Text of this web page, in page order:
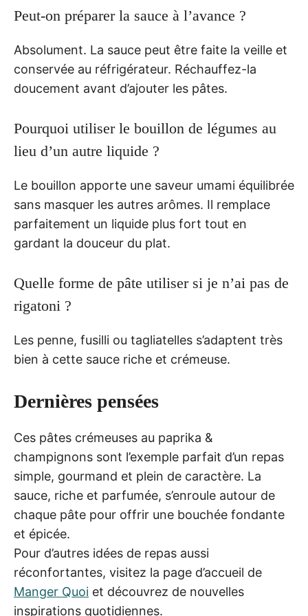
Peut-on préparer la sauce à l’avance ?
Absolument. La sauce peut être faite la veille et
conservée au réfrigérateur. Réchauffez-la
doucement avant d’ajouter les pâtes.
Pourquoi utiliser le bouillon de légumes au
lieu d’un autre liquide ?
Le bouillon apporte une saveur umami équilibrée
sans masquer les autres arômes. Il remplace
parfaitement un liquide plus fort tout en
gardant la douceur du plat.
Quelle forme de pâte utiliser si je n’ai pas de
rigatoni ?
Les penne, fusilli ou tagliatelles s’adaptent très
bien à cette sauce riche et crémeuse.
Dernières pensées
Ces pâtes crémeuses au paprika &
champignons sont l’exemple parfait d’un repas
simple, gourmand et plein de caractère. La
sauce, riche et parfumée, s’enroule autour de
chaque pâte pour offrir une bouchée fondante
et épicée.
Pour d’autres idées de repas aussi
réconfortantes, visitez la page d’accueil de
Manger Quoi et découvrez de nouvelles
inspirations quotidiennes.